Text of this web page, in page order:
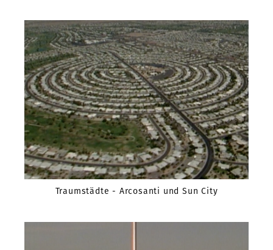
Traumstädte - Arcosanti und Sun City